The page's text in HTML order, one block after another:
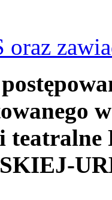
oraz
teatralne